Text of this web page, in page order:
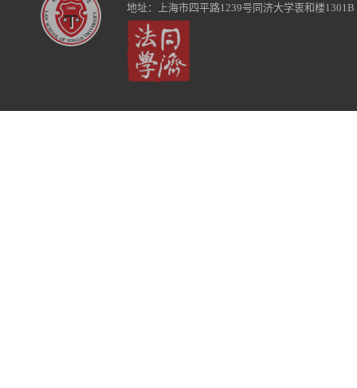
地址：上海市四平路1239号同济大学衷和楼1301B